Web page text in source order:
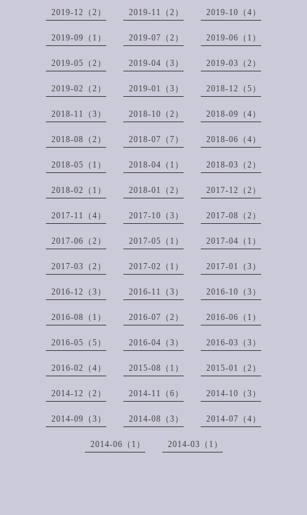
2019-12（2） 2019-11（2） 2019-10（4）
2019-09（1） 2019-07（2） 2019-06（1）
2019-05（2） 2019-04（3） 2019-03（2）
2019-02（2） 2019-01（3） 2018-12（5）
2018-11（3） 2018-10（2） 2018-09（4）
2018-08（2） 2018-07（7） 2018-06（4）
2018-05（1） 2018-04（1） 2018-03（2）
2018-02（1） 2018-01（2） 2017-12（2）
2017-11（4） 2017-10（3） 2017-08（2）
2017-06（2） 2017-05（1） 2017-04（1）
2017-03（2） 2017-02（1） 2017-01（3）
2016-12（3） 2016-11（3） 2016-10（3）
2016-08（1） 2016-07（2） 2016-06（1）
2016-05（5） 2016-04（3） 2016-03（3）
2016-02（4） 2015-08（1） 2015-01（2）
2014-12（2） 2014-11（6） 2014-10（3）
2014-09（3） 2014-08（3） 2014-07（4）
2014-06（1） 2014-03（1）